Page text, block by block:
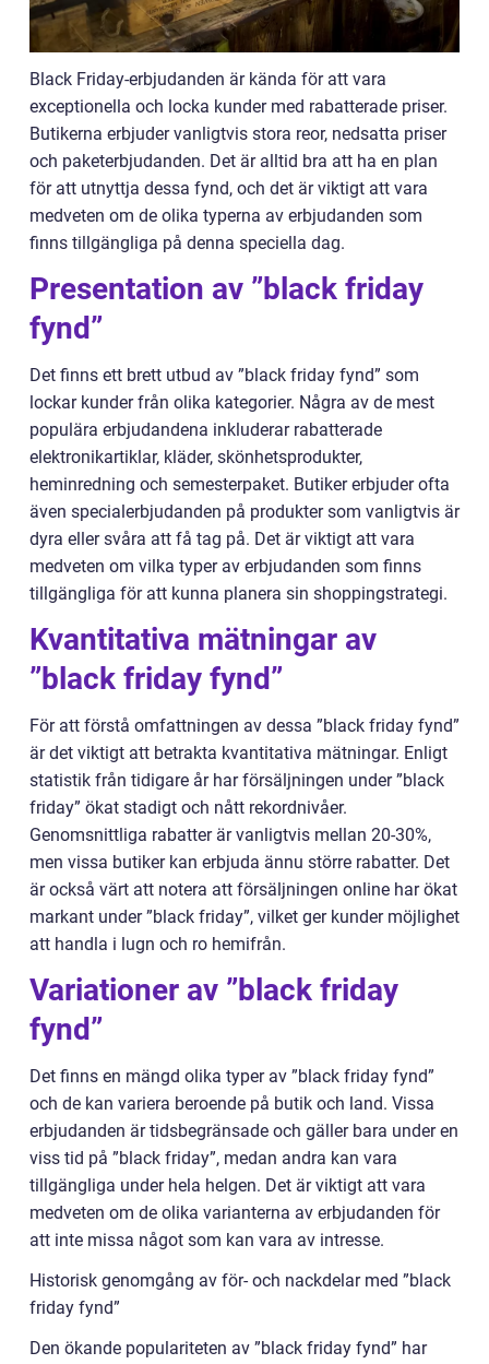
Black Friday-erbjudanden är kända för att vara
exceptionella och locka kunder med rabatterade priser.
Butikerna erbjuder vanligtvis stora reor, nedsatta priser
och paketerbjudanden. Det är alltid bra att ha en plan
för att utnyttja dessa fynd, och det är viktigt att vara
medveten om de olika typerna av erbjudanden som
finns tillgängliga på denna speciella dag.
Presentation av ”black friday
fynd”
Det finns ett brett utbud av ”black friday fynd” som
lockar kunder från olika kategorier. Några av de mest
populära erbjudandena inkluderar rabatterade
elektronikartiklar, kläder, skönhetsprodukter,
heminredning och semesterpaket. Butiker erbjuder ofta
även specialerbjudanden på produkter som vanligtvis är
dyra eller svåra att få tag på. Det är viktigt att vara
medveten om vilka typer av erbjudanden som finns
tillgängliga för att kunna planera sin shoppingstrategi.
Kvantitativa mätningar av
”black friday fynd”
För att förstå omfattningen av dessa ”black friday fynd”
är det viktigt att betrakta kvantitativa mätningar. Enligt
statistik från tidigare år har försäljningen under ”black
friday” ökat stadigt och nått rekordnivåer.
Genomsnittliga rabatter är vanligtvis mellan 20-30%,
men vissa butiker kan erbjuda ännu större rabatter. Det
är också värt att notera att försäljningen online har ökat
markant under ”black friday”, vilket ger kunder möjlighet
att handla i lugn och ro hemifrån.
Variationer av ”black friday
fynd”
Det finns en mängd olika typer av ”black friday fynd”
och de kan variera beroende på butik och land. Vissa
erbjudanden är tidsbegränsade och gäller bara under en
viss tid på ”black friday”, medan andra kan vara
tillgängliga under hela helgen. Det är viktigt att vara
medveten om de olika varianterna av erbjudanden för
att inte missa något som kan vara av intresse.
Historisk genomgång av för- och nackdelar med ”black
friday fynd”
Den ökande populariteten av ”black friday fynd” har